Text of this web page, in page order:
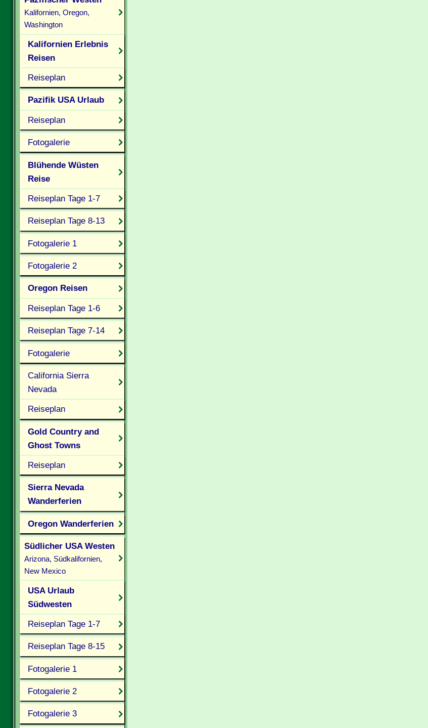
Kalifornien, Oregon,
Washington
Kalifornien Erlebnis
Reisen
Reiseplan
Pazifik USA Urlaub
Reiseplan
Fotogalerie
Blühende Wüsten
Reise
Reiseplan Tage 1-7
Reiseplan Tage 8-13
Fotogalerie 1
Fotogalerie 2
Oregon Reisen
Reiseplan Tage 1-6
Reiseplan Tage 7-14
Fotogalerie
California Sierra
Nevada
Reiseplan
Gold Country and
Ghost Towns
Reiseplan
Sierra Nevada
Wanderferien
Oregon Wanderferien
Südlicher USA Westen
Arizona, Südkalifornien,
New Mexico
USA Urlaub
Südwesten
Reiseplan Tage 1-7
Reiseplan Tage 8-15
Fotogalerie 1
Fotogalerie 2
Fotogalerie 3